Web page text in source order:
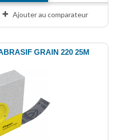
Ajouter au comparateur
GRAIN 220 25M